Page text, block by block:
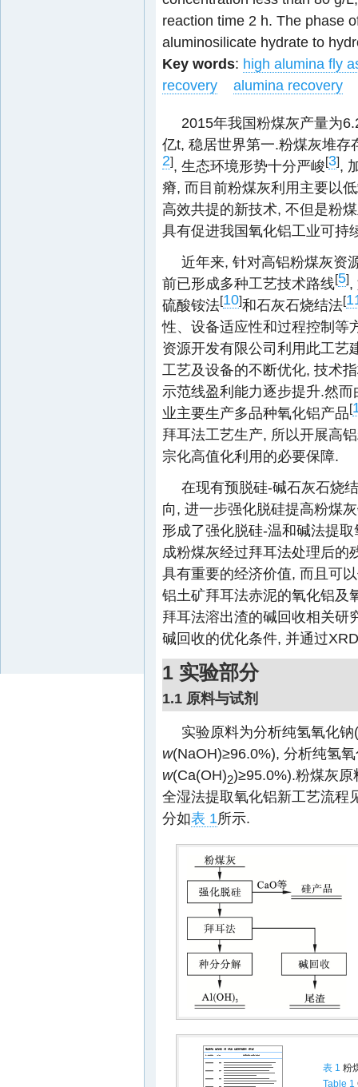
reaction time 2 h. The phase
aluminosilicate hydrate to
Key words: high alumina fly
recovery
alumina recovery
2015年我国粉煤灰产量为
亿t, 稳居世界第一.粉煤灰堆
2], 生态环境形势十分严峻[3],
瘠, 而目前粉煤灰利用主要以
高效共提的新技术, 不但是粉
具有促进我国氧化铝工业可持
近年来, 针对高铝粉煤灰资
前已形成多种工艺技术路线[5],
硫酸铵法[10]和石灰石烧结法[
性、设备适应性和过程控制等
资源开发有限公司利用此工艺
工艺及设备的不断优化, 技术
示范线盈利能力逐步提升.然
业主要生产多品种氧化铝产品[
拜耳法工艺生产, 所以开展高
宗化高值化利用的必要保障.
在现有预脱硅-碱石灰石烧
向, 进一步强化脱硅提高粉煤
形成了强化脱硅-温和碱法提
成粉煤灰经过拜耳法处理后的
具有重要的经济价值, 而且可
铝土矿拜耳法赤泥的氧化铝及
拜耳法溶出渣的碱回收相关研
碱回收的优化条件, 并通过
1 实验部分
1.1 原料与试剂
实验原料为分析纯氢氧化
w(NaOH)≥96.0%), 分析纯氢
w(Ca(OH)2)≥95.0%).粉煤灰
全湿法提取氧化铝新工艺流程
分如表 1所示.
表 1 粉
Table 1